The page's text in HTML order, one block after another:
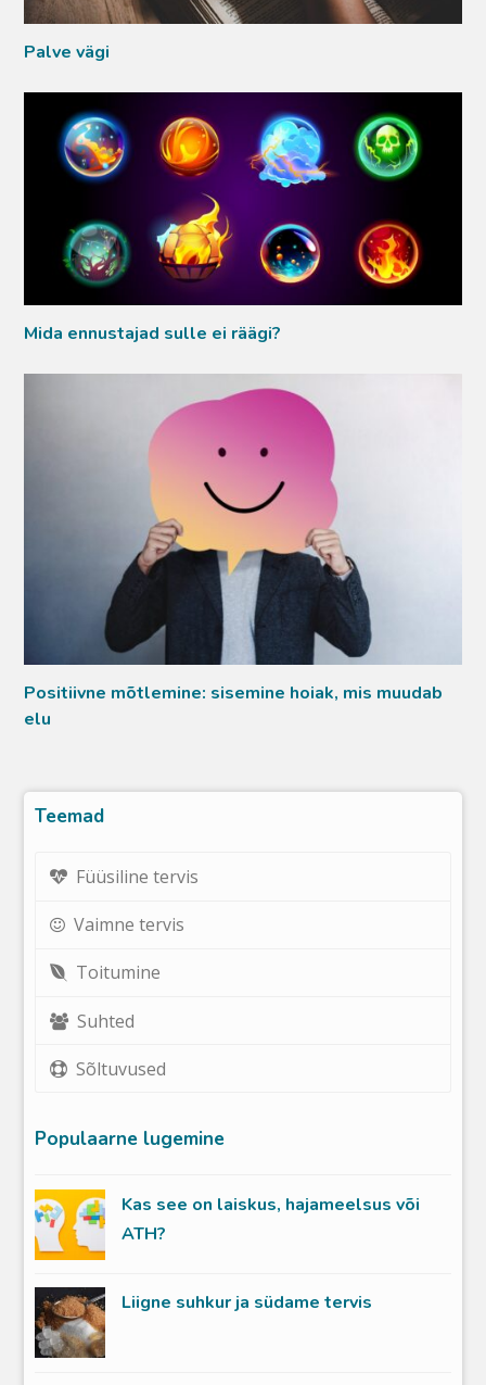
Palve vägi
Mida ennustajad sulle ei räägi?
Positiivne mõtlemine: sisemine hoiak, mis muudab
elu
Teemad
Füüsiline tervis
Vaimne tervis
Toitumine
Suhted
Sõltuvused
Populaarne lugemine
Kas see on laiskus, hajameelsus või
ATH?
Liigne suhkur ja südame tervis